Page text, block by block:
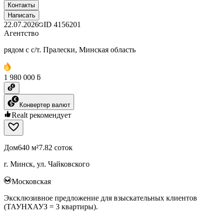
Контакты
Написать
22.07.2026 ID 4156201
Агентство
рядом с с/т. Пралески, Минская область
1 980 000 ƃ
Конвертер валют
Realt рекомендует
Дом640 м²7.82 соток
г. Минск, ул. Чайковского
Московская
Эксклюзивное предложение для взыскательных клиентов
(ТАУНХАУЗ = 3 квартиры).